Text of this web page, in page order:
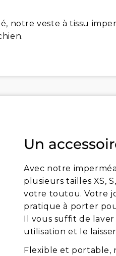
notre veste à tissu
Un
Avec notre
plusieurs tailles XS,
votre toutou. Votre
pratique à porter
Il vous suffit de
utilisation et le
Flexible et portable,